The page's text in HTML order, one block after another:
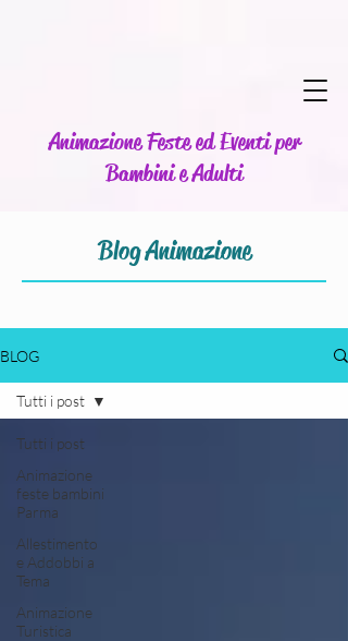
Animazione Feste ed Eventi per
Bambini e Adulti
Blog Animazione
BLOG
Tutti i post
Animazione
feste bambini
Parma
Allestimento
e Addobbi a
Tema
Animazione
Turistica
Tutti i post